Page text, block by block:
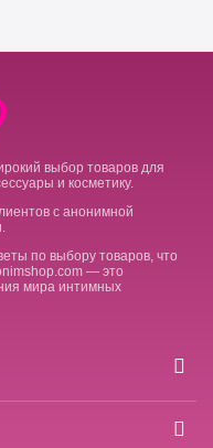
выбор товаров для
и косметику.
с анонимной
по выбору товаров, что
— это
мира интимных